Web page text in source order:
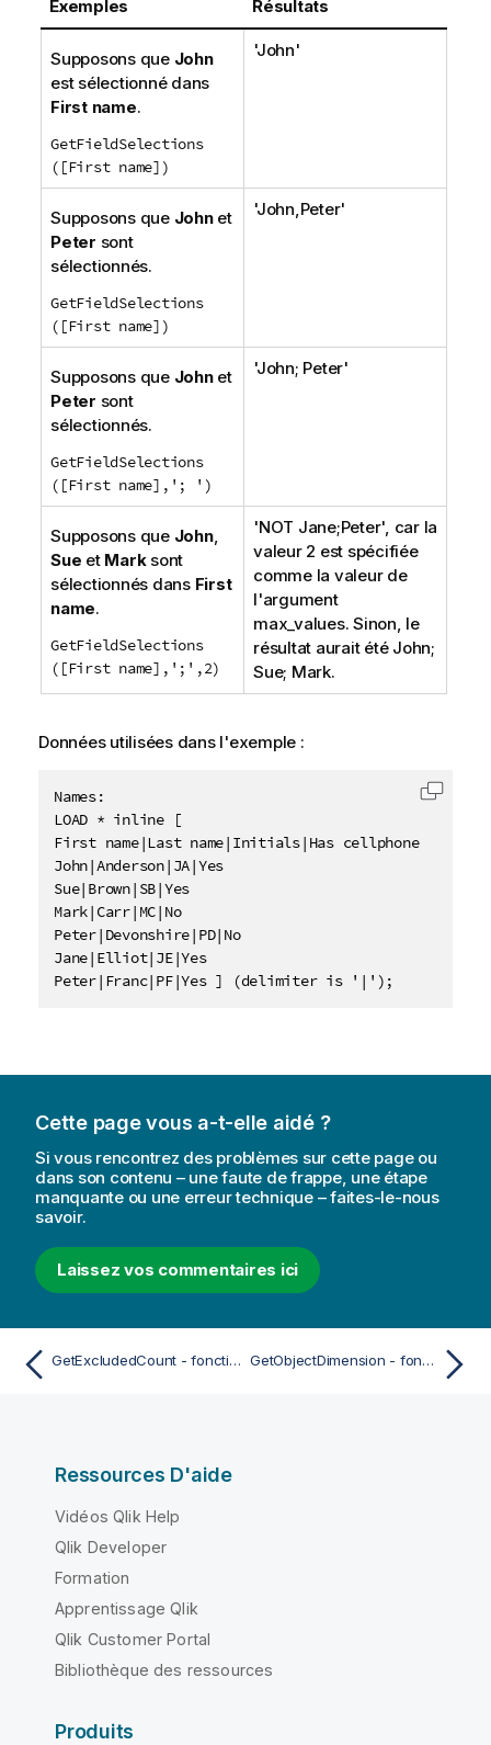
Exemples Résultats
Supposons que John
est sélectionné dans
First name.
GetFieldSelections
([First name])
'John'
Supposons que Johnet
Peter sont
sélectionnés.
GetFieldSelections
([First name])
'John,Peter'
Supposons que Johnet
Peter sont
sélectionnés.
GetFieldSelections
([First name],'; ')
'John; Peter'
Supposons que John,
Sue et Marksont
sélectionnés dans First
name.
GetFieldSelections
([First name],';',2)
'NOT Jane;Peter', car la
valeur 2 est spécifiée
comme la valeur de
l'argument
max_values. Sinon, le
résultat aurait été John;
Sue; Mark.
Données utilisées dans l'exemple :
Names:
LOAD * inline [
First name|Last name|Initials|Has cellphone
John|Anderson|JA|Yes
Sue|Brown|SB|Yes
Mark|Carr|MC|No
Peter|Devonshire|PD|No
Jane|Elliot|JE|Yes
Peter|Franc|PF|Yes ] (delimiter is '|');
Copier
Cette page vous a-t-elle aidé ?
Si vous rencontrez des problèmes sur cette page ou
dans son contenu – une faute de frappe, une étape
manquante ou une erreur technique – faites-le-nous
savoir.
Laissez vos commentaires ici
GetExcludedCount - fonction de graphique GetObjectDimension - fonction de graphique
Ressources D'aide
Vidéos Qlik Help
Qlik Developer
Formation
Apprentissage Qlik
Qlik Customer Portal
Bibliothèque des ressources
Produits